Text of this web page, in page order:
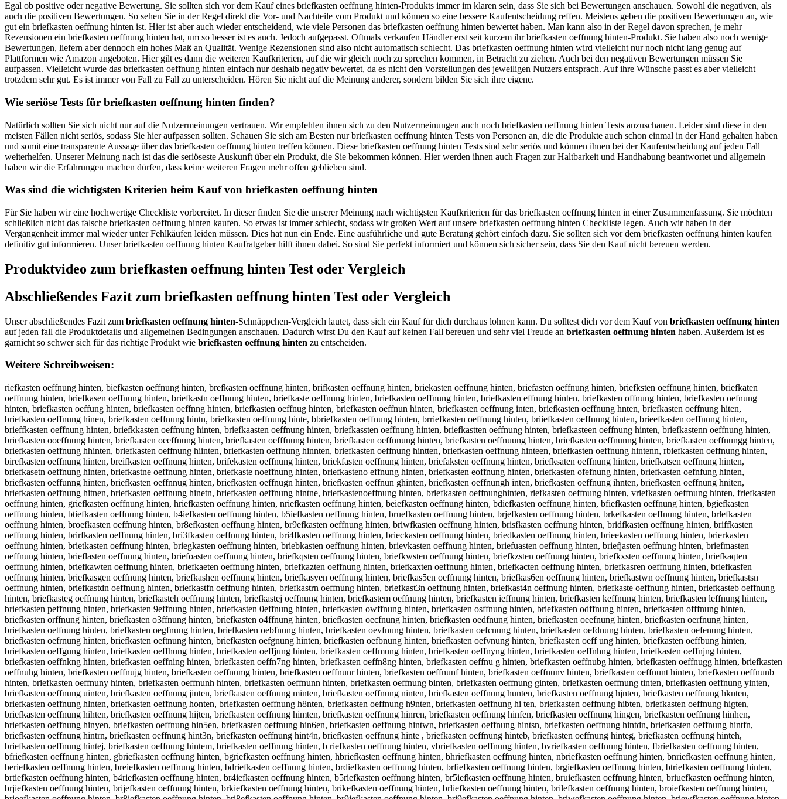
Egal ob positive oder negative Bewertung. Sie sollten sich vor dem Kauf eines briefkasten oeffnung hinten-Produkts immer im klaren sein, dass Sie sich bei Bewertungen anschauen. Sowohl die negativen, als
auch die positiven Bewertungen. So sehen Sie in der Regel direkt die Vor- und Nachteile vom Produkt und können so eine bessere Kaufentscheidung reffen. Meistens geben die positiven Bewertungen an, wie
gut ein briefkasten oeffnung hinten ist. Hier ist aber auch wieder entscheidend, wie viele Personen das briefkasten oeffnung hinten bewertet haben. Man kann also in der Regel davon sprechen, je mehr
Rezensionen ein briefkasten oeffnung hinten hat, um so besser ist es auch. Jedoch aufgepasst. Oftmals verkaufen Händler erst seit kurzem ihr briefkasten oeffnung hinten-Produkt. Sie haben also noch wenige
Bewertungen, liefern aber dennoch ein hohes Maß an Qualität. Wenige Rezensionen sind also nicht automatisch schlecht. Das briefkasten oeffnung hinten wird vielleicht nur noch nicht lang genug auf
Plattformen wie Amazon angeboten. Hier gilt es dann die weiteren Kaufkriterien, auf die wir gleich noch zu sprechen kommen, in Betracht zu ziehen. Auch bei den negativen Bewertungen müssen Sie
aufpassen. Vielleicht wurde das briefkasten oeffnung hinten einfach nur deshalb negativ bewertet, da es nicht den Vorstellungen des jeweiligen Nutzers entsprach. Auf ihre Wünsche passt es aber vielleicht
trotzdem sehr gut. Es ist immer von Fall zu Fall zu unterscheiden. Hören Sie nicht auf die Meinung anderer, sondern bilden Sie sich ihre eigene.
Wie seriöse Tests für briefkasten oeffnung hinten finden?
Natürlich sollten Sie sich nicht nur auf die Nutzermeinungen vertrauen. Wir empfehlen ihnen sich zu den Nutzermeinungen auch noch briefkasten oeffnung hinten Tests anzuschauen. Leider sind diese in den
meisten Fällen nicht seriös, sodass Sie hier aufpassen sollten. Schauen Sie sich am Besten nur briefkasten oeffnung hinten Tests von Personen an, die die Produkte auch schon einmal in der Hand gehalten haben
und somit eine transparente Aussage über das briefkasten oeffnung hinten treffen können. Diese briefkasten oeffnung hinten Tests sind sehr seriös und können ihnen bei der Kaufentscheidung auf jeden Fall
weiterhelfen. Unserer Meinung nach ist das die seriöseste Auskunft über ein Produkt, die Sie bekommen können. Hier werden ihnen auch Fragen zur Haltbarkeit und Handhabung beantwortet und allgemein
haben wir die Erfahrungen machen dürfen, dass keine weiteren Fragen mehr offen geblieben sind.
Was sind die wichtigsten Kriterien beim Kauf von briefkasten oeffnung hinten
Für Sie haben wir eine hochwertige Checkliste vorbereitet. In dieser finden Sie die unserer Meinung nach wichtigsten Kaufkriterien für das briefkasten oeffnung hinten in einer Zusammenfassung. Sie möchten
schließlich nicht das falsche briefkasten oeffnung hinten kaufen. So etwas ist immer schlecht, sodass wir großen Wert auf unsere briefkasten oeffnung hinten Checkliste legen. Auch wir haben in der
Vergangenheit immer mal wieder unter Fehlkäufen leiden müssen. Dies hat nun ein Ende. Eine ausführliche und gute Beratung gehört einfach dazu. Sie sollten sich vor dem briefkasten oeffnung hinten kaufen
definitiv gut informieren. Unser briefkasten oeffnung hinten Kaufratgeber hilft ihnen dabei. So sind Sie perfekt informiert und können sich sicher sein, dass Sie den Kauf nicht bereuen werden.
Produktvideo zum briefkasten oeffnung hinten Test oder Vergleich
Abschließendes Fazit zum briefkasten oeffnung hinten Test oder Vergleich
Unser abschließendes Fazit zum briefkasten oeffnung hinten-Schnäppchen-Vergleich lautet, dass sich ein Kauf für dich durchaus lohnen kann. Du solltest dich vor dem Kauf von briefkasten oeffnung hinten
auf jeden fall die Produktdetails und allgemeinen Bedingungen anschauen. Dadurch wirst Du den Kauf auf keinen Fall bereuen und sehr viel Freude an briefkasten oeffnung hinten haben. Außerdem ist es
garnicht so schwer sich für das richtige Produkt wie briefkasten oeffnung hinten zu entscheiden.
Weitere Schreibweisen:
riefkasten oeffnung hinten, biefkasten oeffnung hinten, brefkasten oeffnung hinten, brifkasten oeffnung hinten, briekasten oeffnung hinten, briefasten oeffnung hinten, briefksten oeffnung hinten, briefkaten oeffnung hinten, briefkasen oeffnung hinten, briefkastn oeffnung hinten, briefkaste oeffnung hinten, briefkasten oeffnung hinten, briefkasten effnung hinten, briefkasten offnung hinten, briefkasten oefnung hinten, briefkasten oeffung hinten, briefkasten oeffnng hinten, briefkasten oeffnug hinten, briefkasten oeffnun hinten, briefkasten oeffnung inten, briefkasten oeffnung hnten, briefkasten oeffnung hiten, briefkasten oeffnung hinen, briefkasten oeffnung hintn, briefkasten oeffnung hinte, bbriefkasten oeffnung hinten, brriefkasten oeffnung hinten, briiefkasten oeffnung hinten, brieefkasten oeffnung hinten, brieffkasten oeffnung hinten, briefkkasten oeffnung hinten, briefkaasten oeffnung hinten, briefkassten oeffnung hinten, briefkastten oeffnung hinten, briefkasteen oeffnung hinten, briefkastenn oeffnung hinten, briefkasten ooeffnung hinten, briefkasten oeeffnung hinten, briefkasten oefffnung hinten, briefkasten oeffnnung hinten, briefkasten oeffnuung hinten, briefkasten oeffnunng hinten, briefkasten oeffnungg hinten, briefkasten oeffnung hhinten, briefkasten oeffnung hiinten, briefkasten oeffnung hinnten, briefkasten oeffnung hintten, briefkasten oeffnung hinteen, briefkasten oeffnung hintenn, rbiefkasten oeffnung hinten, birefkasten oeffnung hinten, breifkasten oeffnung hinten, brifekasten oeffnung hinten, briekfasten oeffnung hinten, briefaksten oeffnung hinten, briefksaten oeffnung hinten, briefkatsen oeffnung hinten, briefkasetn oeffnung hinten, briefkastne oeffnung hinten, briefkaste noeffnung hinten, briefkasteno effnung hinten, briefkasten eoffnung hinten, briefkasten ofefnung hinten, briefkasten oefnfung hinten, briefkasten oeffunng hinten, briefkasten oeffnnug hinten, briefkasten oeffnugn hinten, briefkasten oeffnun ghinten, briefkasten oeffnungh inten, briefkasten oeffnung ihnten, briefkasten oeffnung hniten, briefkasten oeffnung hitnen, briefkasten oeffnung hinetn, briefkasten oeffnung hintne, briefkastenoeffnung hinten, briefkasten oeffnunghinten, riefkasten oeffnung hinten, vriefkasten oeffnung hinten, friefkasten oeffnung hinten, griefkasten oeffnung hinten, hriefkasten oeffnung hinten, nriefkasten oeffnung hinten, beiefkasten oeffnung hinten, bdiefkasten oeffnung hinten, bfiefkasten oeffnung hinten, bgiefkasten oeffnung hinten, btiefkasten oeffnung hinten, b4iefkasten oeffnung hinten, b5iefkasten oeffnung hinten, bruefkasten oeffnung hinten, brjefkasten oeffnung hinten, brkefkasten oeffnung hinten, brlefkasten oeffnung hinten, broefkasten oeffnung hinten, br8efkasten oeffnung hinten, br9efkasten oeffnung hinten, briwfkasten oeffnung hinten, brisfkasten oeffnung hinten, bridfkasten oeffnung hinten, briffkasten oeffnung hinten, brirfkasten oeffnung hinten, bri3fkasten oeffnung hinten, bri4fkasten oeffnung hinten, brieckasten oeffnung hinten, briedkasten oeffnung hinten, brieekasten oeffnung hinten, brierkasten oeffnung hinten, brietkasten oeffnung hinten, briegkasten oeffnung hinten, briebkasten oeffnung hinten, brievkasten oeffnung hinten, briefuasten oeffnung hinten, briefjasten oeffnung hinten, briefmasten oeffnung hinten, brieflasten oeffnung hinten, briefoasten oeffnung hinten, briefkqsten oeffnung hinten, briefkwsten oeffnung hinten, briefkzsten oeffnung hinten, briefkxsten oeffnung hinten, briefkaqten oeffnung hinten, briefkawten oeffnung hinten, briefkaeten oeffnung hinten, briefkazten oeffnung hinten, briefkaxten oeffnung hinten, briefkacten oeffnung hinten, briefkasren oeffnung hinten, briefkasfen oeffnung hinten, briefkasgen oeffnung hinten, briefkashen oeffnung hinten, briefkasyen oeffnung hinten, briefkas5en oeffnung hinten, briefkas6en oeffnung hinten, briefkastwn oeffnung hinten, briefkastsn oeffnung hinten, briefkastdn oeffnung hinten, briefkastfn oeffnung hinten, briefkastrn oeffnung hinten, briefkast3n oeffnung hinten, briefkast4n oeffnung hinten, briefkaste oeffnung hinten, briefkasteb oeffnung hinten, briefkasteg oeffnung hinten, briefkasteh oeffnung hinten, briefkastej oeffnung hinten, briefkastem oeffnung hinten, briefkasten ieffnung hinten, briefkasten keffnung hinten, briefkasten leffnung hinten, briefkasten peffnung hinten, briefkasten 9effnung hinten, briefkasten 0effnung hinten, briefkasten owffnung hinten, briefkasten osffnung hinten, briefkasten odffnung hinten, briefkasten offfnung hinten, briefkasten orffnung hinten, briefkasten o3ffnung hinten, briefkasten o4ffnung hinten, briefkasten oecfnung hinten, briefkasten oedfnung hinten, briefkasten oeefnung hinten, briefkasten oerfnung hinten, briefkasten oetfnung hinten, briefkasten oegfnung hinten, briefkasten oebfnung hinten, briefkasten oevfnung hinten, briefkasten oefcnung hinten, briefkasten oefdnung hinten, briefkasten oefenung hinten, briefkasten oefrnung hinten, briefkasten oeftnung hinten, briefkasten oefgnung hinten, briefkasten oefbnung hinten, briefkasten oefvnung hinten, briefkasten oeff ung hinten, briefkasten oeffbung hinten, briefkasten oeffgung hinten, briefkasten oeffhung hinten, briefkasten oeffjung hinten, briefkasten oeffmung hinten, briefkasten oeffnyng hinten, briefkasten oeffnhng hinten, briefkasten oeffnjng hinten, briefkasten oeffnkng hinten, briefkasten oeffning hinten, briefkasten oeffn7ng hinten, briefkasten oeffn8ng hinten, briefkasten oeffnu g hinten, briefkasten oeffnubg hinten, briefkasten oeffnugg hinten, briefkasten oeffnuhg hinten, briefkasten oeffnujg hinten, briefkasten oeffnumg hinten, briefkasten oeffnunr hinten, briefkasten oeffnunf hinten, briefkasten oeffnunv hinten, briefkasten oeffnunt hinten, briefkasten oeffnunb hinten, briefkasten oeffnuny hinten, briefkasten oeffnunh hinten, briefkasten oeffnunn hinten, briefkasten oeffnung binten, briefkasten oeffnung ginten, briefkasten oeffnung tinten, briefkasten oeffnung yinten, briefkasten oeffnung uinten, briefkasten oeffnung jinten, briefkasten oeffnung minten, briefkasten oeffnung ninten, briefkasten oeffnung hunten, briefkasten oeffnung hjnten, briefkasten oeffnung hknten, briefkasten oeffnung hlnten, briefkasten oeffnung honten, briefkasten oeffnung h8nten, briefkasten oeffnung h9nten, briefkasten oeffnung hi ten, briefkasten oeffnung hibten, briefkasten oeffnung higten, briefkasten oeffnung hihten, briefkasten oeffnung hijten, briefkasten oeffnung himten, briefkasten oeffnung hinren, briefkasten oeffnung hinfen, briefkasten oeffnung hingen, briefkasten oeffnung hinhen, briefkasten oeffnung hinyen, briefkasten oeffnung hin5en, briefkasten oeffnung hin6en, briefkasten oeffnung hintwn, briefkasten oeffnung hintsn, briefkasten oeffnung hintdn, briefkasten oeffnung hintfn, briefkasten oeffnung hintrn, briefkasten oeffnung hint3n, briefkasten oeffnung hint4n, briefkasten oeffnung hinte , briefkasten oeffnung hinteb, briefkasten oeffnung hinteg, briefkasten oeffnung hinteh, briefkasten oeffnung hintej, briefkasten oeffnung hintem, briefkasten oeffnung hinten, b riefkasten oeffnung hinten, vbriefkasten oeffnung hinten, bvriefkasten oeffnung hinten, fbriefkasten oeffnung hinten, bfriefkasten oeffnung hinten, gbriefkasten oeffnung hinten, bgriefkasten oeffnung hinten, hbriefkasten oeffnung hinten, bhriefkasten oeffnung hinten, nbriefkasten oeffnung hinten, bnriefkasten oeffnung hinten, beriefkasten oeffnung hinten, breiefkasten oeffnung hinten, bdriefkasten oeffnung hinten, brdiefkasten oeffnung hinten, brfiefkasten oeffnung hinten, brgiefkasten oeffnung hinten, btriefkasten oeffnung hinten, brtiefkasten oeffnung hinten, b4riefkasten oeffnung hinten, br4iefkasten oeffnung hinten, b5riefkasten oeffnung hinten, br5iefkasten oeffnung hinten, bruiefkasten oeffnung hinten, briuefkasten oeffnung hinten, brjiefkasten oeffnung hinten, brijefkasten oeffnung hinten, brkiefkasten oeffnung hinten, brikefkasten oeffnung hinten, brliefkasten oeffnung hinten, brilefkasten oeffnung hinten, broiefkasten oeffnung hinten, brioefkasten oeffnung hinten, br8iefkasten oeffnung hinten, bri8efkasten oeffnung hinten, br9iefkasten oeffnung hinten, bri9efkasten oeffnung hinten, briwefkasten oeffnung hinten, briewfkasten oeffnung hinten, brisefkasten oeffnung hinten, briesfkasten oeffnung hinten, bridefkasten oeffnung hinten, briedfkasten oeffnung hinten, brifefkasten oeffnung hinten, brirefkasten oeffnung hinten, brierfkasten oeffnung hinten, bri3efkasten oeffnung hinten, brie3fkasten oeffnung hinten, bri4efkasten oeffnung hinten, brie4fkasten oeffnung hinten, briecfkasten oeffnung hinten, briefckasten oeffnung hinten, briefdkasten oeffnung hinten, briefekasten oeffnung hinten, briefrkasten oeffnung hinten, brietfkasten oeffnung hinten, brieftkasten oeffnung hinten, briegfkasten oeffnung hinten, briefgkasten oeffnung hinten, briebfkasten oeffnung hinten, briefbkasten oeffnung hinten, brievfkasten oeffnung hinten, briefvkasten oeffnung hinten, briefukasten oeffnung hinten, briefkuasten oeffnung hinten, briefjkasten oeffnung hinten, briefkjasten oeffnung hinten, briefmkasten oeffnung hinten, briefkmasten oeffnung hinten, brieflkasten oeffnung hinten, briefklasten oeffnung hinten, briefokasten oeffnung hinten, briefkoasten oeffnung hinten, briefkqasten oeffnung hinten, briefkaqsten oeffnung hinten, briefkwasten oeffnung hinten, briefkawsten oeffnung hinten, briefkzasten oeffnung hinten, briefkazsten oeffnung hinten, briefkxasten oeffnung hinten, briefkaxsten oeffnung hinten, briefkasqten oeffnung hinten, briefkaswten oeffnung hinten, briefkaesten oeffnung hinten, briefkaseten oeffnung hinten, briefkaszten oeffnung hinten, briefkasxten oeffnung hinten, briefkacsten oeffnung hinten, briefkascten oeffnung hinten, briefkasrten oeffnung hinten, briefkastren oeffnung hinten, briefkasften oeffnung hinten, briefkastfen oeffnung hinten, briefkasgten oeffnung hinten, briefkastgen oeffnung hinten, briefkashten oeffnung hinten, briefkasthen oeffnung hinten, briefkasyten o